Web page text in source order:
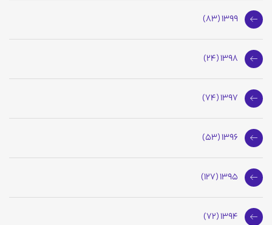
1399 (83)
1398 (24)
1397 (74)
1396 (53)
1395 (127)
1394 (72)